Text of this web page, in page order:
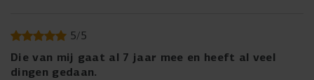
5/5
Die van mij gaat al 7 jaar mee en heeft al veel
dingen gedaan.